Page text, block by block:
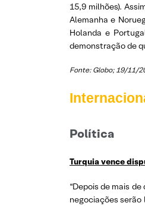
15,9 milhões).
Alemanha e
Holanda e
demonstração de
Fonte: Globo; 19/11/
Política
Turquia vence
“Depois de mais
negociações serão